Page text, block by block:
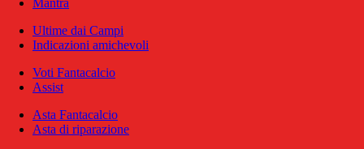
Mantra
Ultime dai Campi
Indicazioni amichevoli
Voti Fantacalcio
Assist
Asta Fantacalcio
Asta di riparazione